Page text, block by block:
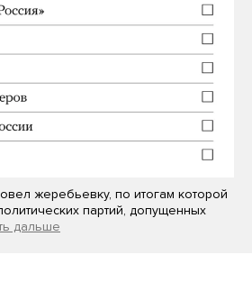
жеребьевку, по итогам которой
партий, допущенных
дальше